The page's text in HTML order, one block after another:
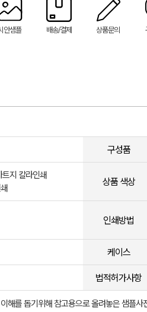
안샘플 배송/결제 상품문의
구성품
지 칼라인쇄
상품 색상
인쇄방법
케이스
법적허가사항
해를 돕기위해 참고용으로 올려놓은 샘플사